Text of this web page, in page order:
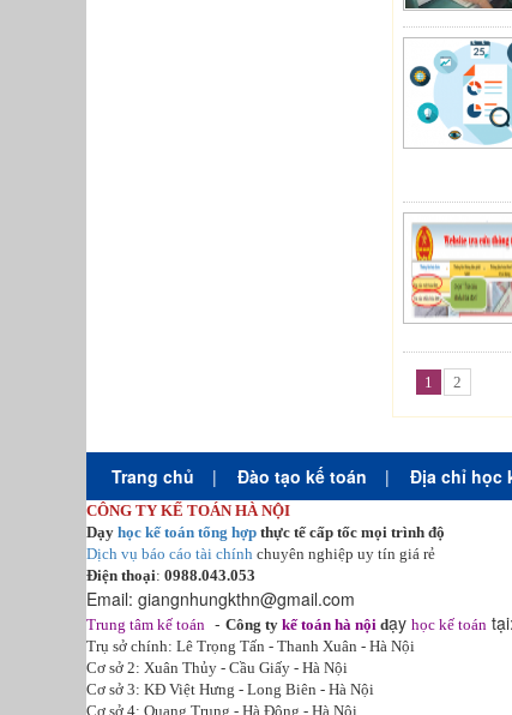
1 2
Trang chủ | Đào tạo kế toán | Địa chỉ học
CÔNG TY KẾ TOÁN HÀ NỘI
Dạy học kế toán tổng hợp thực tế cấp tốc mọi trình độ
Dịch vụ báo cáo tài chính chuyên nghiệp uy tín giá rẻ
Điện thoại: 0988.043.053
Email: giangnhungkthn@gmail.com
Trung tâm kế toán - Công ty kế toán hà nội dạy học kế toán tại:
Trụ sở chính: Lê Trọng Tấn - Thanh Xuân - Hà Nội
Cơ sở 2: Xuân Thủy - Cầu Giấy - Hà Nội
Cơ sở 3: KĐ Việt Hưng - Long Biên - Hà Nội
Cơ sở 4: Quang Trung - Hà Đông - Hà Nội